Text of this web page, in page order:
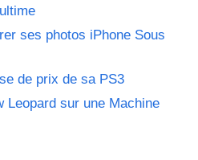
ses photos iPhone Sous
de prix de sa PS3
Leopard sur une Machine